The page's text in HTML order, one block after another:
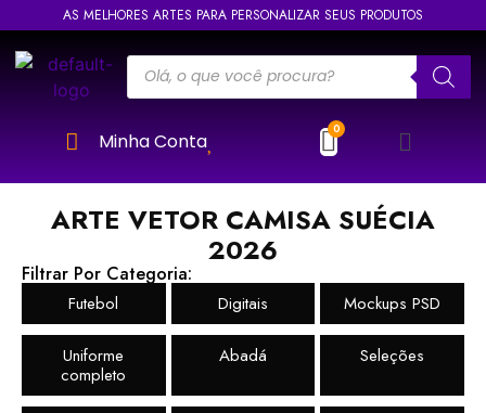
AS MELHORES ARTES PARA PERSONALIZAR SEUS PRODUTOS
Minha Conta
ARTE VETOR CAMISA SUÉCIA
2026
Filtrar Por Categoria:
Futebol Digitais Mockups PSD
Uniforme
completo
Abadá Seleções